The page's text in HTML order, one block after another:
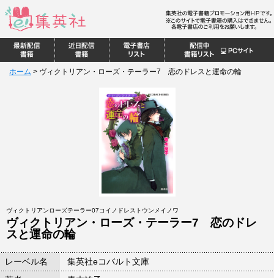
ホーム > ヴィクトリアン・ローズ・テーラー7 恋のドレスと運命の輪
ヴィクトリアンローズテーラー07コイノドレストウンメイノワ
ヴィクトリアン・ローズ・テーラー7 恋のドレ
スと運命の輪
レーベル名
集英社eコバルト文庫